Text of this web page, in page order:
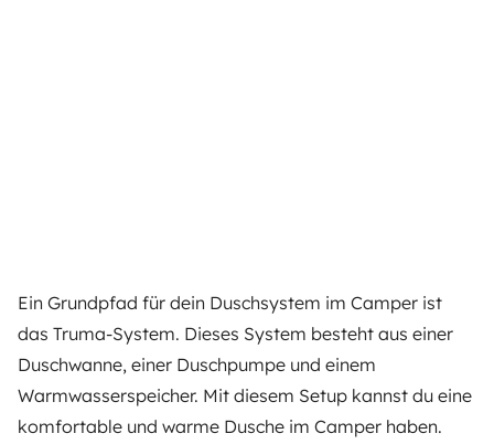
Ein Grundpfad für dein Duschsystem im Camper ist
das Truma-System. Dieses System besteht aus einer
Duschwanne, einer Duschpumpe und einem
Warmwasserspeicher. Mit diesem Setup kannst du eine
komfortable und warme Dusche im Camper haben.